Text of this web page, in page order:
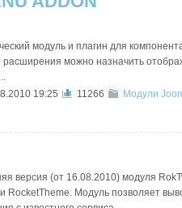
модуль и плагин для
расширения можно назначить
19:25
11266 Модули
версия (от 16.08.2010) модуля
RocketTheme. Модуль позволяет